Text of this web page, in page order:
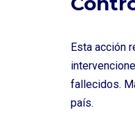
Esta acción
fallecidos.
país.